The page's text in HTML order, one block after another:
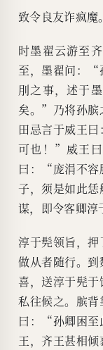
致令良友诈疯魔。
时墨翟云游至
至，墨翟问：“
刖之事，述于
矣。”乃将孙膑
田忌言于威王
可也！”威王
曰：“庞涓不容
子，须是如此
谋，即令客卿淳
淳于髡领旨，
做从者随行。
喜，送淳于髡
私往候之。膑
曰：“孙卿困至
王，齐王甚相